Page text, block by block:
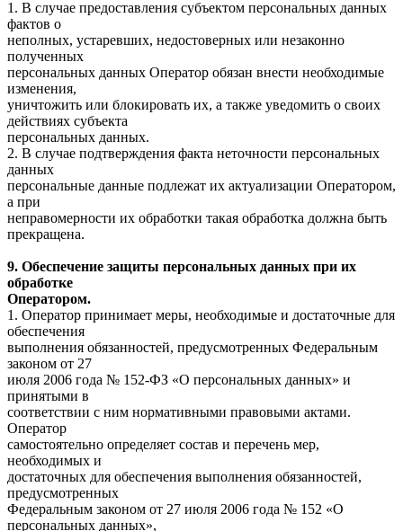
1. В случае предоставления субъектом персональных данных
фактов о
неполных, устаревших, недостоверных или незаконно
полученных
персональных данных Оператор обязан внести необходимые
изменения,
уничтожить или блокировать их, а также уведомить о своих
действиях субъекта
персональных данных.
2. В случае подтверждения факта неточности персональных
данных
персональные данные подлежат их актуализации Оператором,
а при
неправомерности их обработки такая обработка должна быть
прекращена.
9. Обеспечение защиты персональных данных при их
обработке
Оператором.
1. Оператор принимает меры, необходимые и достаточные для
обеспечения
выполнения обязанностей, предусмотренных Федеральным
законом от 27
июля 2006 года № 152-ФЗ «О персональных данных» и
принятыми в
соответствии с ним нормативными правовыми актами.
Оператор
самостоятельно определяет состав и перечень мер,
необходимых и
достаточных для обеспечения выполнения обязанностей,
предусмотренных
Федеральным законом от 27 июля 2006 года № 152 «О
персональных данных»,